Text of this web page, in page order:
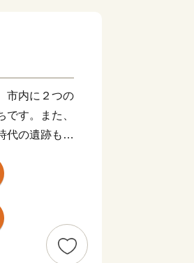
市内に２つの
す。また、
代の遺跡も数
域が一体とな
の取り組みや
いきます。